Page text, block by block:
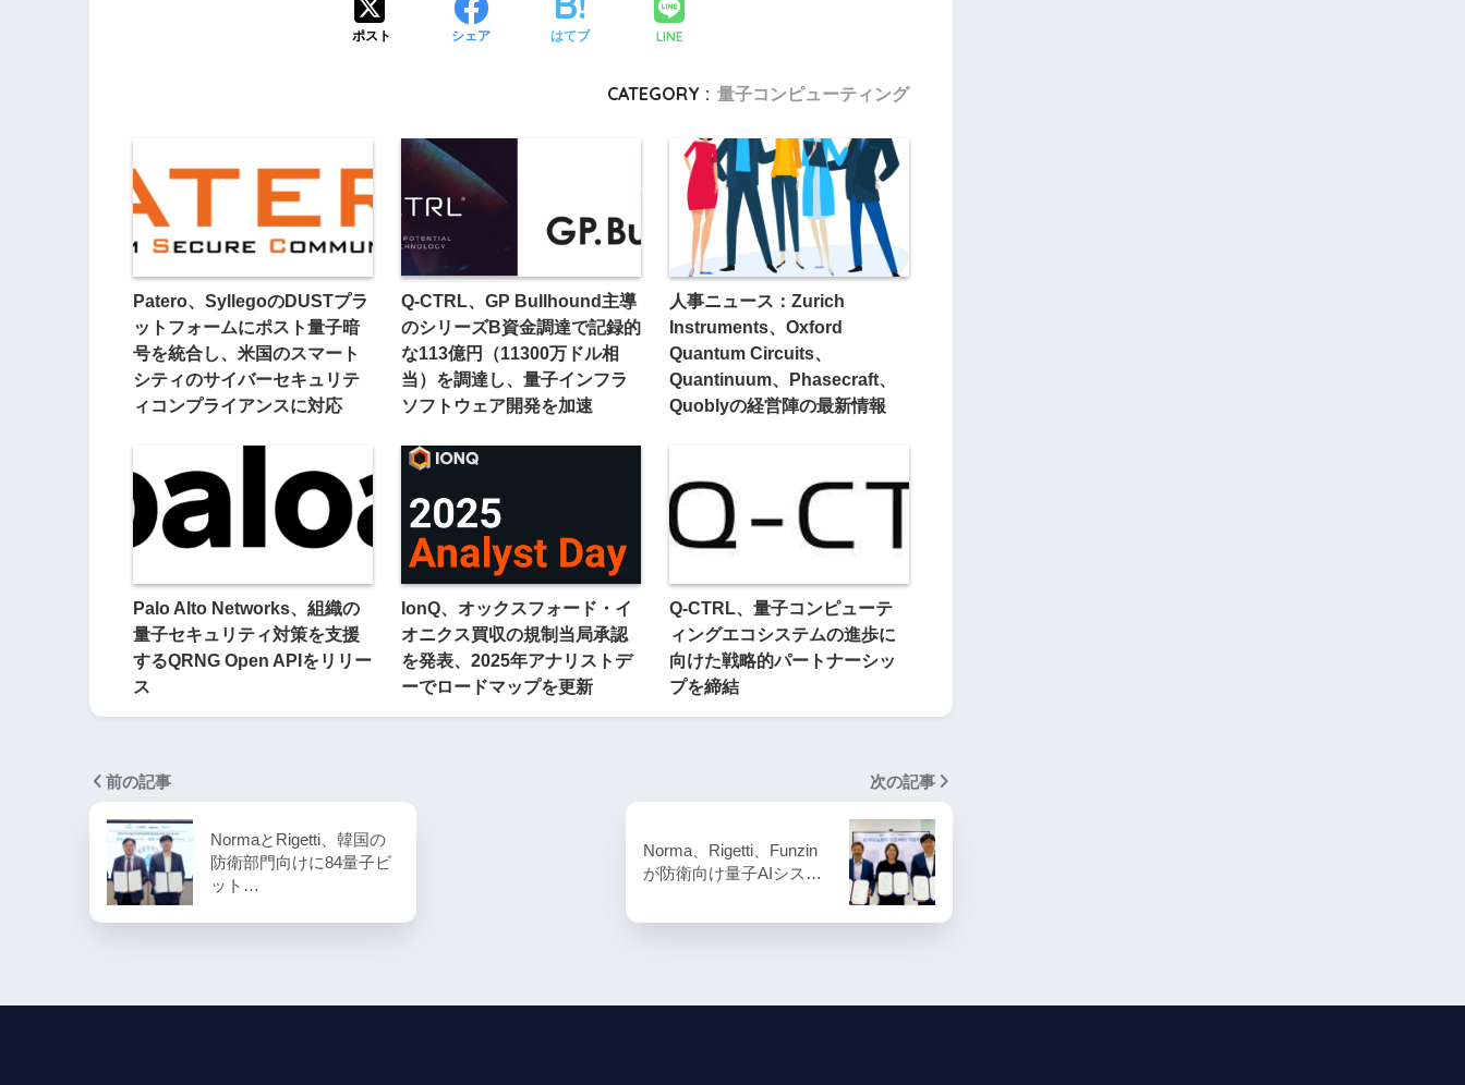
ポスト シェア はてブ LINE
CATEGORY : 量子コンピューティング
Patero、SyllegoのDUSTプラ
ットフォームにポスト量子暗
号を統合し、米国のスマート
シティのサイバーセキュリテ
ィコンプライアンスに対応
Q-CTRL、GP Bullhound主導
のシリーズB資金調達で記録的
な113億円（11300万ドル相
当）を調達し、量子インフラ
ソフトウェア開発を加速
人事ニュース：Zurich
Instruments、Oxford
Quantum Circuits、
Quantinuum、Phasecraft、
Quoblyの経営陣の最新情報
Palo Alto Networks、組織の
量子セキュリティ対策を支援
するQRNG Open APIをリリー
ス
IonQ、オックスフォード・イ
オニクス買収の規制当局承認
を発表、2025年アナリストデ
ーでロードマップを更新
Q-CTRL、量子コンピューテ
ィングエコシステムの進歩に
向けた戦略的パートナーシッ
プを締結
前の記事
NormaとRigetti、韓国の
防衛部門向けに84量子ビ
ット…
次の記事
Norma、Rigetti、Funzin
が防衛向け量子AIシス…